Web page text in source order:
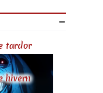
tardor
hivern